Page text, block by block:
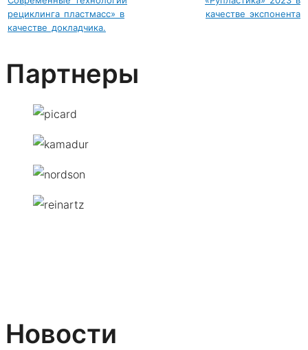
рециклинга пластмасс» в
качестве докладчика.
качестве экспонента
Партнеры
Новости